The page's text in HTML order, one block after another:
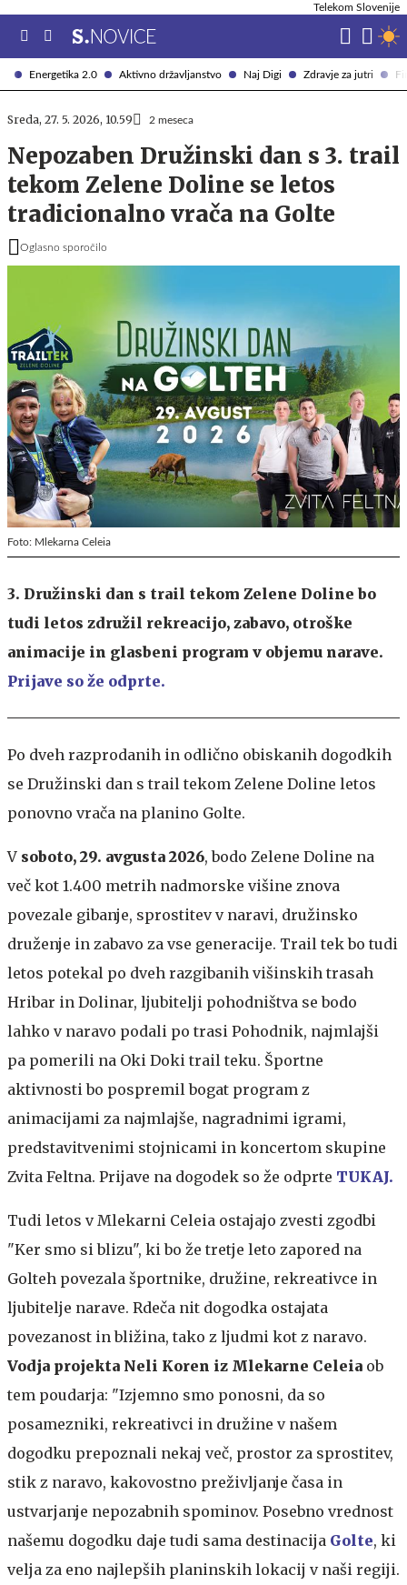
Energetika 2.0 Aktivno državljanstvo Naj Digi Zdravje za jutri
Telekom Slovenije
Sreda, 27. 5. 2026, 10.59 2 meseca
Nepozaben Družinski dan s 3. trail
tekom Zelene Doline se letos
tradicionalno vrača na Golte
Oglasno sporočilo
Foto: Mlekarna Celeia
3. Družinski dan s trail tekom Zelene Doline bo
tudi letos združil rekreacijo, zabavo, otroške
animacije in glasbeni program v objemu narave.
Prijave so že odprte.
Po dveh razprodanih in odlično obiskanih dogodkih
se Družinski dan s trail tekom Zelene Doline letos
ponovno vrača na planino Golte.
V soboto, 29. avgusta 2026, bodo Zelene Doline na
več kot 1.400 metrih nadmorske višine znova
povezale gibanje, sprostitev v naravi, družinsko
druženje in zabavo za vse generacije. Trail tek bo tudi
letos potekal po dveh razgibanih višinskih trasah
Hribar in Dolinar, ljubitelji pohodništva se bodo
lahko v naravo podali po trasi Pohodnik, najmlajši
pa pomerili na Oki Doki trail teku. Športne
aktivnosti bo pospremil bogat program z
animacijami za najmlajše, nagradnimi igrami,
predstavitvenimi stojnicami in koncertom skupine
Zvita Feltna. Prijave na dogodek so že odprte TUKAJ.
Tudi letos v Mlekarni Celeia ostajajo zvesti zgodbi
"Ker smo si blizu", ki bo že tretje leto zapored na
Golteh povezala športnike, družine, rekreativce in
ljubitelje narave. Rdeča nit dogodka ostajata
povezanost in bližina, tako z ljudmi kot z naravo.
Vodja projekta Neli Koren iz Mlekarne Celeia ob
tem poudarja: "Izjemno smo ponosni, da so
posamezniki, rekreativci in družine v našem
dogodku prepoznali nekaj več, prostor za sprostitev,
stik z naravo, kakovostno preživljanje časa in
ustvarjanje nepozabnih spominov. Posebno vrednost
našemu dogodku daje tudi sama destinacija Golte, ki
velja za eno najlepših planinskih lokacij v naši regiji.